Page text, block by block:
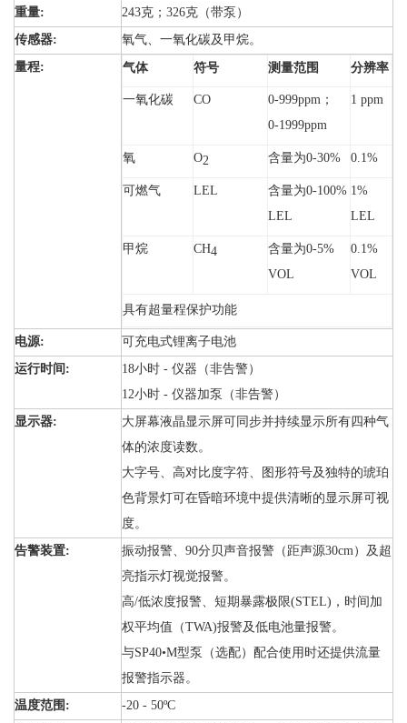
重量:
243克；326克（带泵）
传感器:
氧气、 一氧化碳及甲烷。
量程:
气体 符号 测量范围 分辨率
一氧化碳 CO
0-999ppm；
0-1999ppm
1 ppm
氧 O2 含量为0-30% 0.1%
可燃气 LEL
含量为0-100%
LEL
1%
LEL
甲烷 CH4
含量为0-5%
VOL
0.1%
VOL
具有超量程保护功能
电源:
可充电式锂离子电池
运行时间:
18小时 - 仪器（非告警）
12小时 - 仪器加泵（非告警）
显示器:
大屏幕液晶显示屏可同步并持续显示所有四种气
体的浓度读数。
大字号、高对比度字符、图形符号及独特的琥珀
色背景灯可在昏暗环境中提供清晰的显示屏可视
度。
告警装置:
振动报警、90分贝声音报警（距声源30cm）及超
亮指示灯视觉报警。
高/低浓度报警、短期暴露极限(STEL)，时间加
权平均值（TWA)报警及低电池量报警。
与SP40•M型泵（选配）配合使用时还提供流量
报警指示器。
温度范围:
-20 - 50ºC